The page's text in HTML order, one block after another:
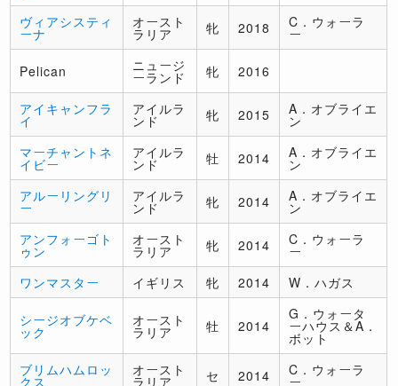
ヴィアシスティ
ーナ
オースト
ラリア 牝 2018 C．ウォーラ
ー
Pelican ニュージ
ーランド 牝 2016
アイキャンフラ
イ
アイルラ
ンド 牝 2015 A．オブライエ
ン
マーチャントネ
イビー
アイルラ
ンド 牡 2014 A．オブライエ
ン
アルーリングリ
ー
アイルラ
ンド 牝 2014 A．オブライエ
ン
アンフォーゴト
ゥン
オースト
ラリア 牝 2014 C．ウォーラ
ー
ワンマスター
イギリス 牝 2014 W．ハガス
シージオブケベ
ック
オースト
ラリア 牡 2014
G．ウォータ
ーハウス＆A．
ボット
ブリムハムロッ
クス
オースト
ラリア セ 2014 C．ウォーラ
ー